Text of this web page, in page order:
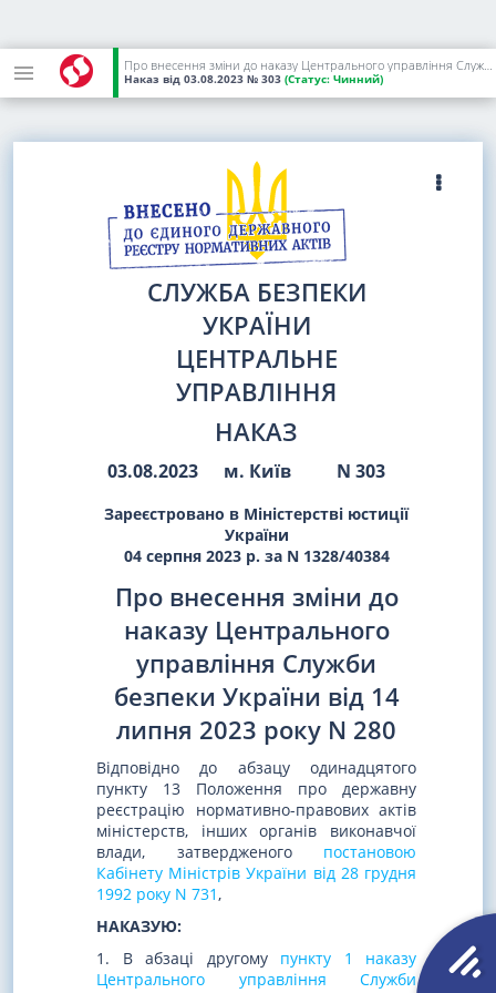
Про внесення зміни до наказу Центрального управління Служби безпеки України від 14 липня 2023 року N 280
Наказ від 03.08.2023 № 303 (Статус: Чинний)
СЛУЖБА БЕЗПЕКИ
УКРАЇНИ
ЦЕНТРАЛЬНЕ
УПРАВЛІННЯ
НАКАЗ
03.08.2023 м. Київ N 303
Зареєстровано в Міністерстві юстиції
України
04 серпня 2023 р. за N 1328/40384
Про внесення зміни до
наказу Центрального
управління Служби
безпеки України від 14
липня 2023 року N 280
Відповідно до абзацу одинадцятого
пункту 13 Положення про державну
реєстрацію нормативно-правових актів
міністерств, інших органів виконавчої
влади, затвердженого постановою
Кабінету Міністрів України від 28 грудня
1992 року N 731,
НАКАЗУЮ:
1. В абзаці другому пункту 1 наказу
Центрального управління Служби